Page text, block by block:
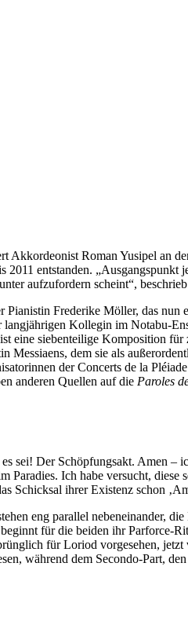
Akkordeonist Roman Yusipel an
2011 entstanden.
aufzufordern scheint“,
Pianistin Frederike Möller, das
Kollegin im Notabu-
ist eine siebenteilige Komposition für
dem sie als
der Concerts de la
anderen Quellen auf die Paroles
sei! Der Schöpfungsakt. Amen
Ich habe versucht,
Schicksal ihrer Existenz schon
eng parallel nebeneinander,
für die beiden ihr Parforce-
für Loriod vorgesehen,
während dem Secondo-Part,